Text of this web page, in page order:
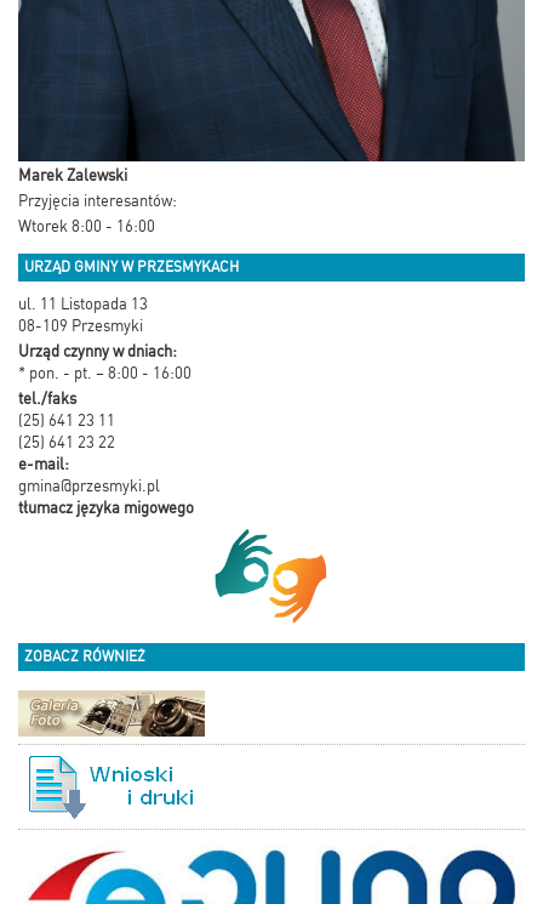
Marek Zalewski
Przyjęcia interesantów:
Wtorek 8:00 - 16:00
URZĄD GMINY W PRZESMYKACH
ul. 11 Listopada 13
08-109 Przesmyki
Urząd czynny w dniach:
* pon. - pt. – 8:00 - 16:00
tel./faks
(25) 641 23 11
(25) 641 23 22
e-mail:
gmina@przesmyki.pl
tłumacz języka migowego
ZOBACZ RÓWNIEŻ